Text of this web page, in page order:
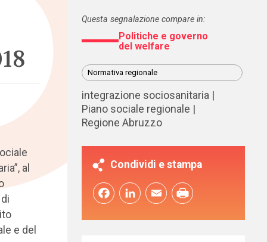
al
e del
Questa segnalazione compare in:
Politiche e governo
del welfare
Normativa regionale
integrazione sociosanitaria
Piano sociale regionale
Regione Abruzzo
Condividi e stampa
FacebookLinkedInEmail